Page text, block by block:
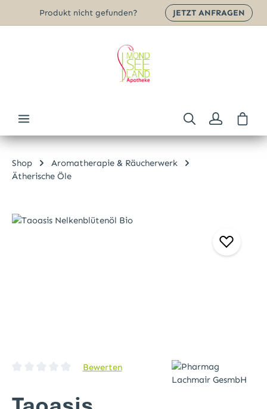
Zum Hauptinhalt springen
Produkt nicht gefunden? JETZT ANFRAGEN
Shop
Aromatherapie & Räucherwerk
Ätherische Öle
Bildergalerie überspringen
Durchschnittliche Bewertung von 0 von 5 Sternen
Bewerten